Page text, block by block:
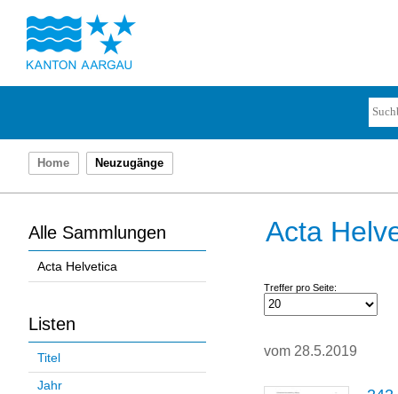
Home Neuzugänge
Alle Sammlungen
Acta Helvetica
Listen
Titel
Jahr
Acta
Treffer pro Seite:
vom 28.5.2019